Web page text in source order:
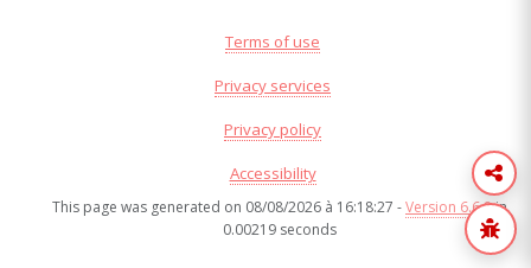
Terms of use
Privacy services
Privacy policy
Accessibility
This page was generated on 08/08/2026 à 16:18:27 -Version 6.6.8in
0.00219 seconds